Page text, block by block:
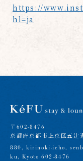
https://
hl=ja
〒602-8476
京都府京都市上京区五辻
880, kirinoki-icho,
ku, Kyoto 602-8476